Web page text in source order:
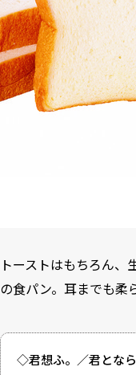
トーストはもちろん、
の食パン。耳までも柔
◇君想ふ。／君となら